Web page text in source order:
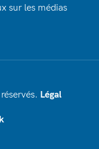
sur les médias
Légal